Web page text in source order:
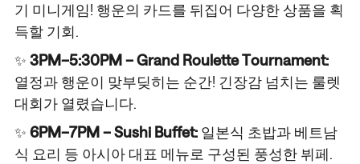
기 미니게임! 행운의 카드를 뒤집어 다양한 상품을 획
득할 기회.
✨3PM–5:30PM – Grand Roulette Tournament:
열정과 행운이 맞부딪히는 순간! 긴장감 넘치는 룰렛
대회가 열렸습니다.
✨6PM–7PM – Sushi Buffet: 일본식 초밥과 베트남
식 요리 등 아시아 대표 메뉴로 구성된 풍성한 뷔페.